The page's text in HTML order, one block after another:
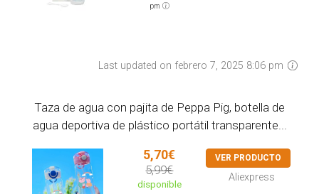
pm
Last updated on febrero 7, 2025 8:06 pm
Taza de agua con pajita de Peppa Pig, botella de
agua deportiva de plástico portátil transparente...
5,70€
5,99€
disponible
VER PRODUCTO
Aliexpress